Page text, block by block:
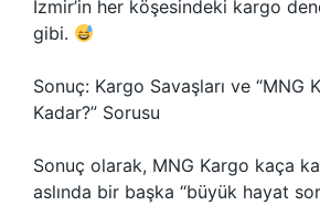
İzmir’in her köşesindeki kargo
gibi.
Sonuç: Kargo Savaşları ve “MNG
Kadar?” Sorusu
Sonuç olarak, MNG Kargo kaça
aslında bir başka “büyük hayat